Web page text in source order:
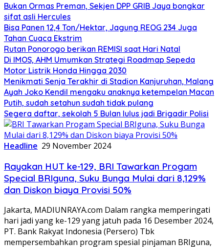
Bukan Ormas Preman, Sekjen DPP GRIB Jaya bongkar
sifat asli Hercules
Bisa Panen 12,4 Ton/Hektar, Jagung REOG 234 Juga
Tahan Cuaca Ekstrim
Rutan Ponorogo berikan REMISI saat Hari Natal
Di IMOS, AHM Umumkan Strategi Roadmap Sepeda
Motor Listrik Honda Hingga 2030
Menikmati Senja Terakhir di Stadion Kanjuruhan, Malang
Ayah Joko Kendil mengaku anaknya ketempelan Macan
Putih, sudah setahun sudah tidak pulang
Segera daftar, sekolah 5 Bulan lulus jadi Brigadir Polisi
Headline 29 November 2024
Rayakan HUT ke-129, BRI Tawarkan Progam
Special BRIguna, Suku Bunga Mulai dari 8,129%
dan Diskon biaya Provisi 50%
Jakarta, MADIUNRAYA.com Dalam rangka memperingati
hari jadi yang ke-129 yang jatuh pada 16 Desember 2024,
PT. Bank Rakyat Indonesia (Persero) Tbk
mempersembahkan program spesial pinjaman BRIguna,